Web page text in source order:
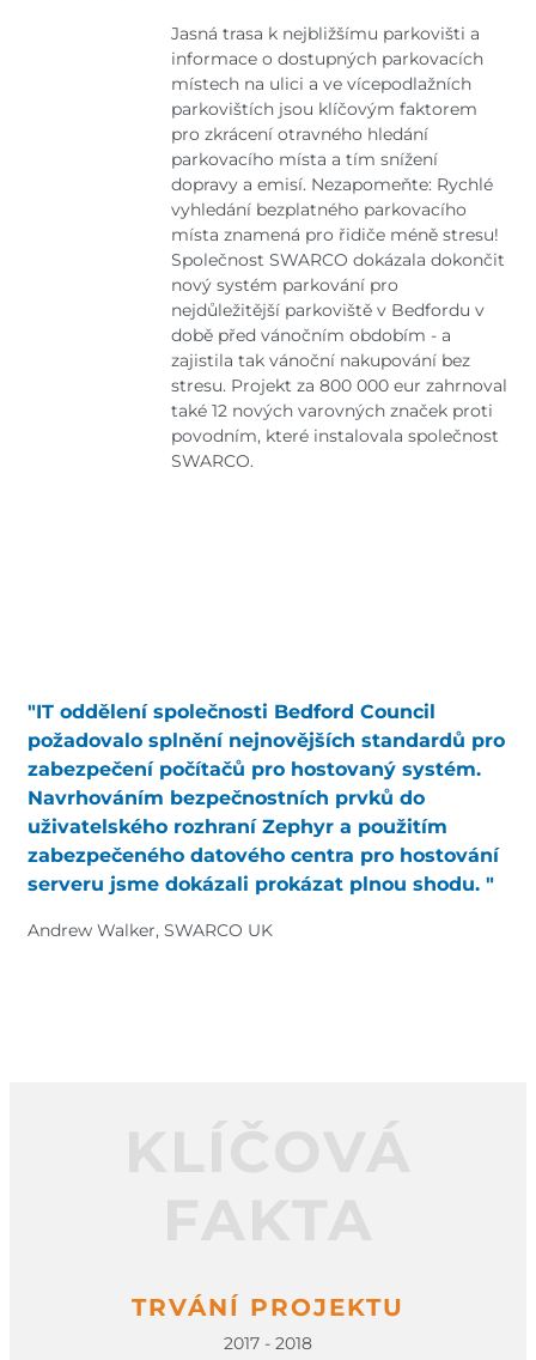
Jasná trasa k nejbližšímu parkovišti a
informace o dostupných parkovacích
místech na ulici a ve vícepodlažních
parkovištích jsou klíčovým faktorem
pro zkrácení otravného hledání
parkovacího místa a tím snížení
dopravy a emisí. Nezapomeňte: Rychlé
vyhledání bezplatného parkovacího
místa znamená pro řidiče méně stresu!
Společnost SWARCO dokázala dokončit
nový systém parkování pro
nejdůležitější parkoviště v Bedfordu v
době před vánočním obdobím - a
zajistila tak vánoční nakupování bez
stresu. Projekt za 800 000 eur zahrnoval
také 12 nových varovných značek proti
povodním, které instalovala společnost
SWARCO.
"IT oddělení společnosti Bedford Council
požadovalo splnění nejnovějších standardů pro
zabezpečení počítačů pro hostovaný systém.
Navrhováním bezpečnostních prvků do
uživatelského rozhraní Zephyr a použitím
zabezpečeného datového centra pro hostování
serveru jsme dokázali prokázat plnou shodu. "
Andrew Walker, SWARCO UK
TRVÁNÍ PROJEKTU
2017 - 2018